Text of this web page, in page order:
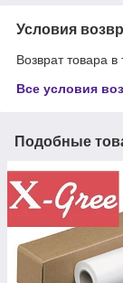
Условия
Возврат товара
Все условия
Подобные